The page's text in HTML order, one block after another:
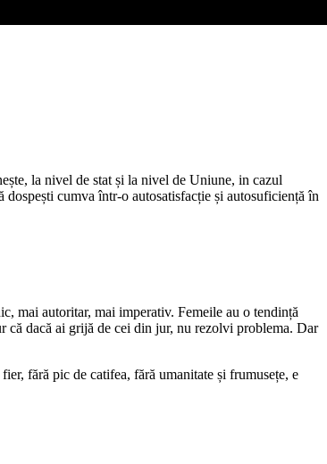
la nivel de stat și la nivel de Uniune, in cazul
dospești cumva într-o autosatisfacție și autosuficiență în
mai autoritar, mai imperativ. Femeile au o tendință
că dacă ai grijă de cei din jur, nu rezolvi problema. Dar
fără pic de catifea, fără umanitate și frumusețe, e